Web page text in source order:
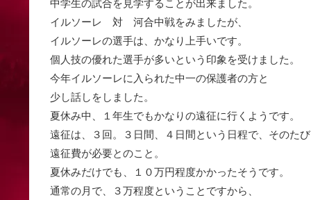
中学生の試合を見学することが出来ました。
イルソーレ 対 河合中戦をみましたが、
イルソーレの選手は、かなり上手いです。
個人技の優れた選手が多いという印象を受けました。
今年イルソーレに入られた中一の保護者の方と
少し話しをしました。
夏休み中、１年生でもかなりの遠征に行くようです。
遠征は、３回。３日間、４日間という日程で、そのた
遠征費が必要とのこと。
夏休みだけでも、１０万円程度かかったそうです。
通常の月で、３万程度ということですから、